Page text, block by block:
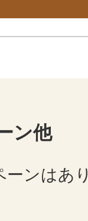
ン他
ーンはあ